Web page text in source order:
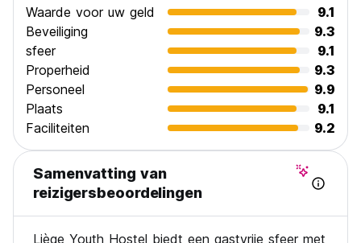
Waarde voor uw geld
9.1
Beveiliging
9.3
sfeer
9.1
Properheid
9.3
Personeel
9.9
Plaats
9.1
Faciliteiten
9.2
Samenvatting van
reizigersbeoordelingen
Liège Youth Hostel biedt een gastvrije sfeer met